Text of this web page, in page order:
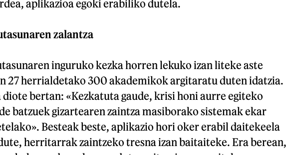
aplikazioa egoki erabiliko dutela.
zalantza
inguruko kezka horren lekuko izan liteke aste
27 herrialdetako 300 akademikok argitaratu duten idatzia.
diote bertan: «Kezkatuta gaude, krisi honi aurre egiteko
batzuek gizartearen zaintza masiborako sistemak ekar
Besteak beste, aplikazio hori oker erabil daitekeela
herritarrak zaintzeko tresna izan baitaiteke. Era berean,